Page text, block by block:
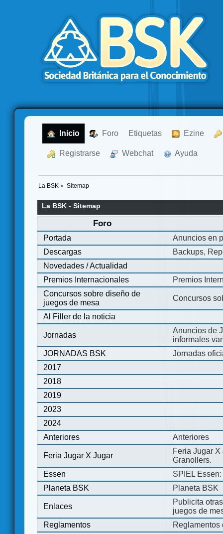
Inicio Foro Etiquetas Ezine
Registrarse Webchat Ayuda
La BSK » Sitemap
La BSK - Sitemap
Foro
Portada
Anuncios en
Descargas
Backups,
Novedades / Actualidad
Premios Internacionales
Premios
Concursos sobre diseño de
juegos de mesa
Concursos
Al Filler de la noticia
Jornadas
Anuncios de
informales
JORNADAS BSK
Jornadas
2017
2018
2019
2023
2024
Anteriores
Anteriores
Feria Jugar X Jugar
Feria Jugar
Granollers.
Essen
SPIEL
Planeta BSK
Planeta BSK
Enlaces
Publicita
juegos de
Reglamentos
Reglamentos